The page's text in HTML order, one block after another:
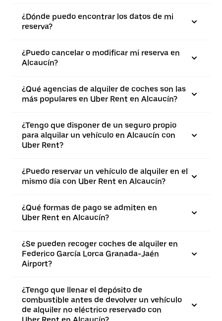
¿Dónde puedo encontrar los datos de mi
reserva?
¿Puedo cancelar o modificar mi reserva en
Alcaucín?
¿Qué agencias de alquiler de coches son las
más populares en Uber Rent en Alcaucín?
¿Tengo que disponer de un seguro propio
para alquilar un vehículo en Alcaucín con
Uber Rent?
¿Puedo reservar un vehículo de alquiler en el
mismo día con Uber Rent en Alcaucín?
¿Qué formas de pago se admiten en
Uber Rent en Alcaucín?
¿Se pueden recoger coches de alquiler en
Federico García Lorca Granada-Jaén
Airport?
¿Tengo que llenar el depósito de
combustible antes de devolver un vehículo
de alquiler no eléctrico reservado con